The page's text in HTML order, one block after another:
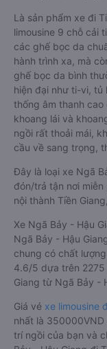
Là sản phẩm xe đi
limousine 9 chỗ cải
các ghế bọc da
hành trình xa, mà
ghế bọc da bình
hiện đại như ti-vi, tủ
thống âm thanh
khoang lái và
ngồi rất thoải mái,
cầu về sang trọng,
Đây là loại xe Ngã
đón/trả tận nơi
nội thành Tiền
Xe Ngã Bảy - Hậu
Ngã Bảy - Hậu
chung có chất
4.6/5 dựa trên 2275
Giang từ Ngã Bảy -
Giá vé xe limousine
nhất là 350000VND
trí ngồi của bạn và